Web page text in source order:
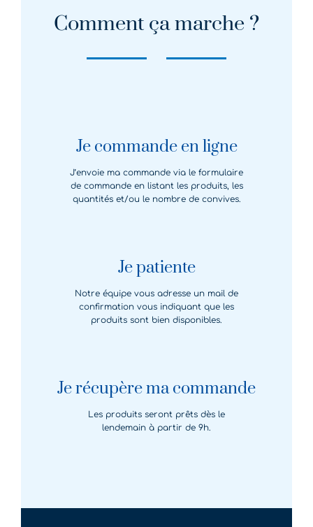
Comment ça marche ?
Je commande en ligne
J’envoie ma commande via le formulaire
de commande en listant les produits, les
quantités et/ou le nombre de convives.
Je patiente
Notre équipe vous adresse un mail de
confirmation vous indiquant que les
produits sont bien disponibles.
Je récupère ma commande
Les produits seront prêts dès le
lendemain à partir de 9h.